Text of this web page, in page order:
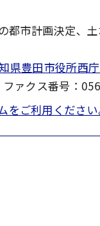
都市計画決定、
豊田市役所西
ァクス番号：
ご利用ください